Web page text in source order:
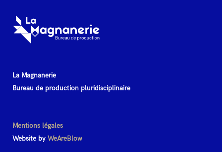
La Magnanerie
Bureau de production pluridisciplinaire
Mentions légales
Website by WeAreBlow